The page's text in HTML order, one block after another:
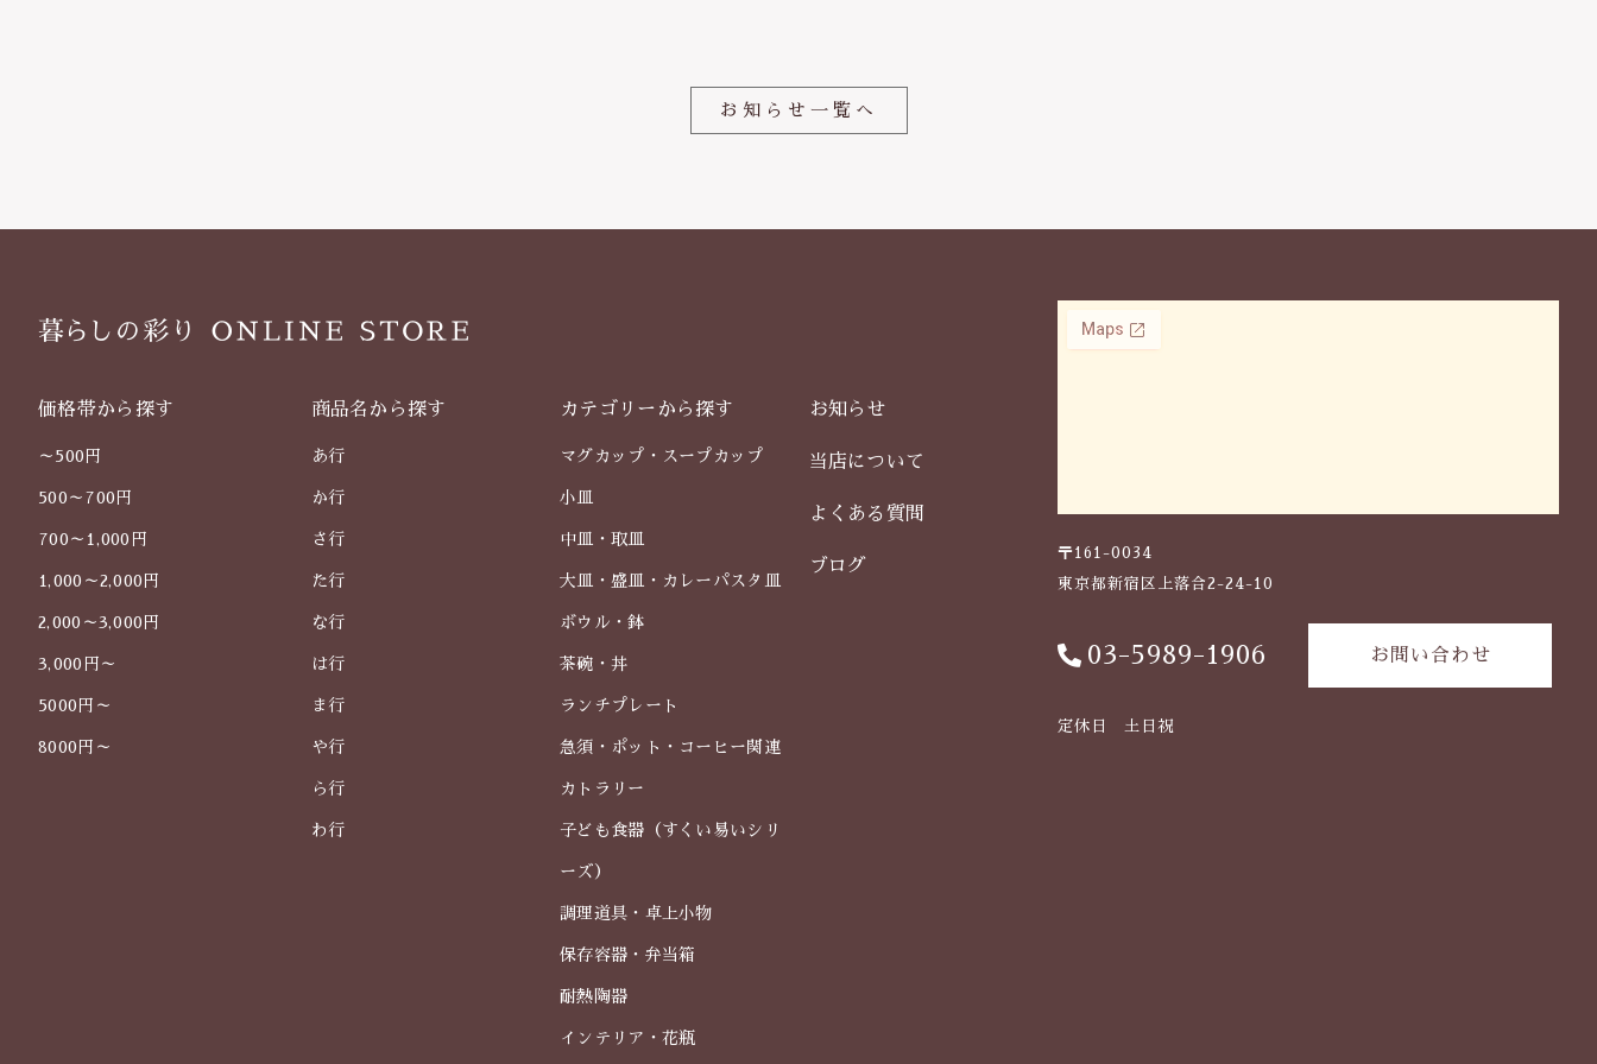
k
お知らせ一覧へ
価格帯から探す
～500円
500～700円
700～1,000円
1,000～2,000円
2,000～3,000円
3,000円～
5000円～
8000円～
商品名から探す
あ行
か行
さ行
た行
な行
は行
ま行
や行
ら行
わ行
カテゴリーから探す
マグカップ・スープカップ
小皿
中皿・取皿
大皿・盛皿・カレーパスタ皿
ボウル・鉢
茶碗・丼
ランチプレート
急須・ポット・コーヒー関連
カトラリー
子ども食器（すくい易いシリ
ーズ）
調理道具・卓上小物
保存容器・弁当箱
耐熱陶器
インテリア・花瓶
お知らせ
当店について
よくある質問
ブログ
〒161-0034
東京都新宿区上落合2-24-10
03-5989-1906 お問い合わせ
定休日 土日祝